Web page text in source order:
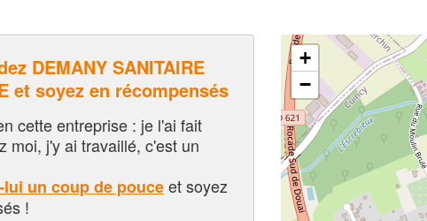
DEMANY SANITAIRE
et soyez en récompensés
cette entreprise : je l'ai fait
moi, j'y ai travaillé, c'est un
lui un coup de pouceet soyez
!
+
−